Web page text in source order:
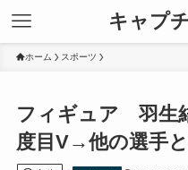
キャプ
ホーム スポーツ
フィギュア 羽生
度目V→他の選手と